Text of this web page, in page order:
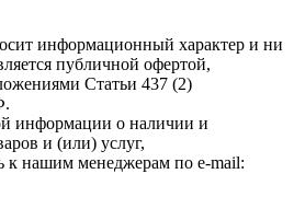
информационный характер и ни
публичной офертой,
Статьи 437 (2)
информации о наличии и
и (или) услуг,
к нашим менеджерам по e-mail: